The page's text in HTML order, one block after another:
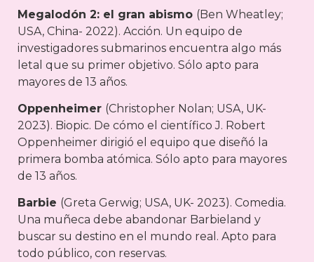
Megalodón 2: el gran abismo (Ben Wheatley;
USA, China- 2022). Acción. Un equipo de
investigadores submarinos encuentra algo más
letal que su primer objetivo. Sólo apto para
mayores de 13 años.
Oppenheimer (Christopher Nolan; USA, UK-
2023). Biopic. De cómo el científico J. Robert
Oppenheimer dirigió el equipo que diseñó la
primera bomba atómica. Sólo apto para mayores
de 13 años.
Barbie (Greta Gerwig; USA, UK- 2023). Comedia.
Una muñeca debe abandonar Barbieland y
buscar su destino en el mundo real. Apto para
todo público, con reservas.